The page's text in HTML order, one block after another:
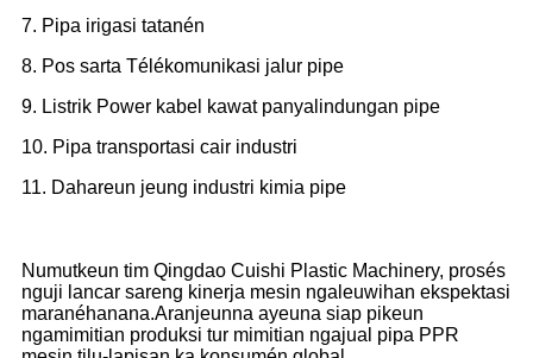
7. Pipa irigasi tatanén
8. Pos sarta Télékomunikasi jalur pipe
9. Listrik Power kabel kawat panyalindungan pipe
10. Pipa transportasi cair industri
11. Dahareun jeung industri kimia pipe
Numutkeun tim Qingdao Cuishi Plastic Machinery, prosés
nguji lancar sareng kinerja mesin ngaleuwihan ekspektasi
maranéhanana.Aranjeunna ayeuna siap pikeun
ngamimitian produksi tur mimitian ngajual pipa PPR